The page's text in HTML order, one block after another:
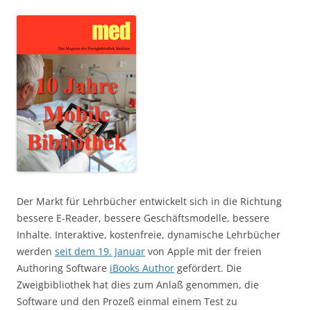
Der Markt für Lehrbücher entwickelt sich in die Richtung
bessere E-Reader, bessere Geschäftsmodelle, bessere
Inhalte. Interaktive, kostenfreie, dynamische Lehrbücher
werden seit dem 19. Januar von Apple mit der freien
Authoring Software iBooks Author gefördert. Die
Zweigbibliothek hat dies zum Anlaß genommen, die
Software und den Prozeß einmal einem Test zu